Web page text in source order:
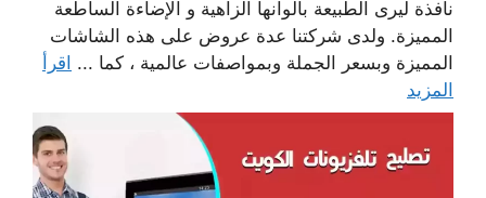
نافذة ليرى الطبيعة بألوانها الزاهية و الإضاءة الساطعة
المميزة. ولدى شركتنا عدة عروض على هذه الشاشات
المميزة وبسعر الجملة وبمواصفات عالمية ، كما ... اقرأ
المزيد